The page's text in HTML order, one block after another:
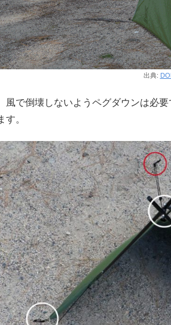
出典:
風で倒壊しないようペグダウンは必
す。